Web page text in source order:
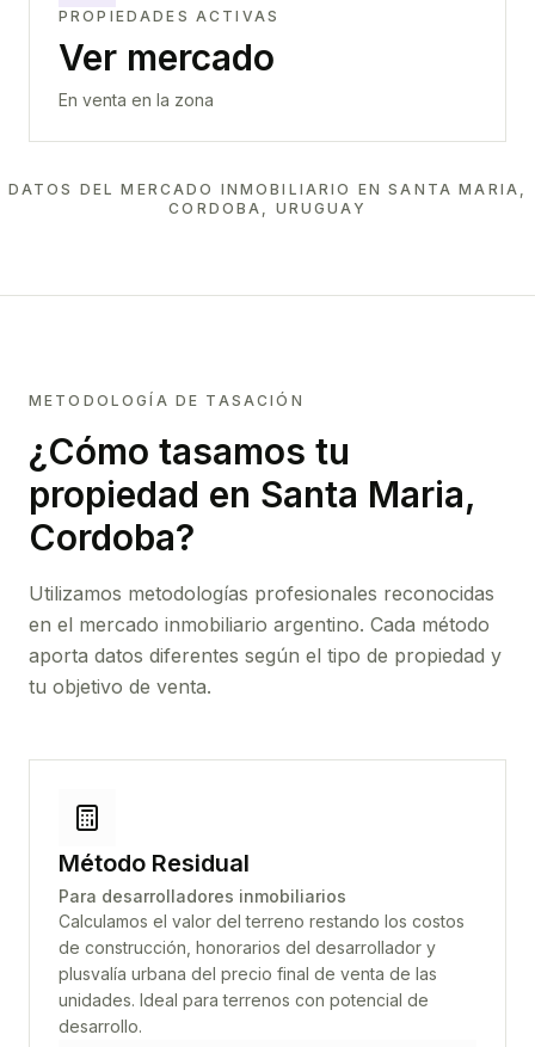
PROPIEDADES ACTIVAS
Ver mercado
En venta en la zona
DATOS DEL MERCADO INMOBILIARIO ENSANTA MARIA,
CORDOBA, URUGUAY
METODOLOGÍA DE TASACIÓN
¿Cómo tasamos tu
propiedad en Santa Maria,
Cordoba?
Utilizamos metodologías profesionales reconocidas
en el mercado inmobiliario argentino. Cada método
aporta datos diferentes según el tipo de propiedad y
tu objetivo de venta.
Método Residual
Para desarrolladores inmobiliarios
Calculamos el valor del terreno restando los costos
de construcción, honorarios del desarrollador y
plusvalía urbana del precio final de venta de las
unidades. Ideal para terrenos con potencial de
desarrollo.